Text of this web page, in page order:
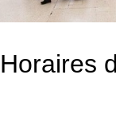
Horaires